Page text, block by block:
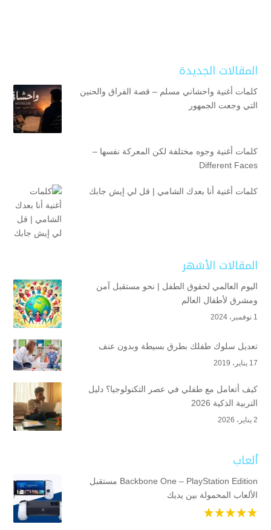
المقالات الجديدة
كلمات أغنية واحشاني مسلم – قصة الفراق والحنين
التي وجعت الجمهور
كلمات أغنية وجوه مختلفة لكن المعركة نفسها –
Different Faces
كلمات أغنية أنا بعدك الشامي | قل لي إيش جابك
المقالات الأشهر
اليوم العالمي لحقوق الطفل | نحو مستقبل آمن
ومشرق لأطفال العالم
1 نوفمبر، 2024
تعديل سلوك طفلك بطرق بسيطة وبدون عنف
17 يناير، 2019
كيف أتعامل مع طفلي في عصر التكنولوجيا؟ دليل
التربية الذكية 2026
2 يناير، 2026
ألعاب
Backbone One – PlayStation Edition مستقبل
الألعاب المحمولة بين يديك